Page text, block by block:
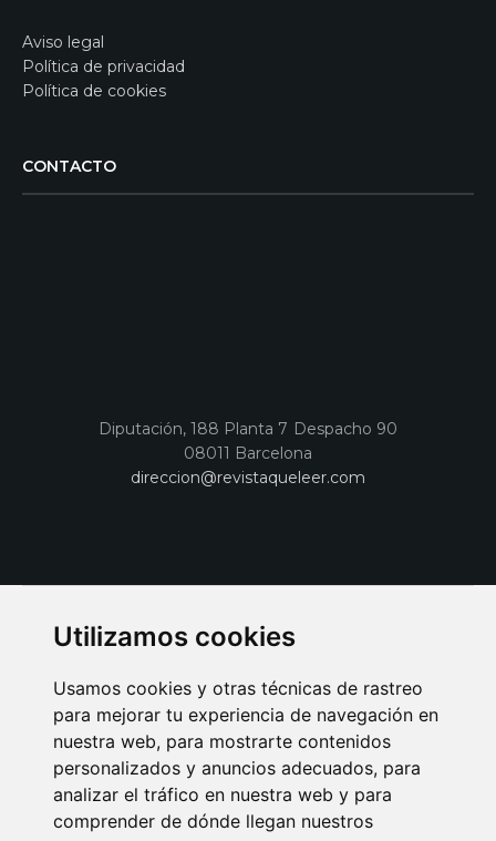
Utilizamos cookies
Usamos cookies y otras técnicas de rastreo
para mejorar tu experiencia de navegación en
nuestra web, para mostrarte contenidos
personalizados y anuncios adecuados, para
analizar el tráfico en nuestra web y para
comprender de dónde llegan nuestros
Aviso legal
Política de privacidad
Política de cookies
CONTACTO
Diputación, 188 Planta 7 Despacho 90
08011 Barcelona
direccion@revistaqueleer.com
AVISO LEGAL POLITICA DE COOKIES
POLITICA DE PRIVACIDAD
PUBLICIDAD EN LA REVISTA QUÉ LEER
SORTEO-PREESTRENOS